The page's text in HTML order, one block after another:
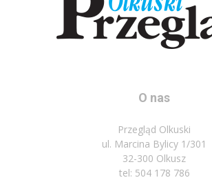
O nas
Przegląd Olkuski
ul. Marcina Bylicy 1/301
32-300 Olkusz
tel: 504 178 786